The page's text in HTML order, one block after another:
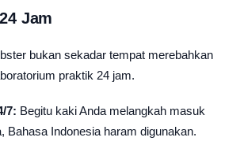
Jam
bukan sekadar tempat merebahkan
praktik 24 jam.
7: Begitu kaki Anda melangkah masuk
Bahasa Indonesia haram digunakan.